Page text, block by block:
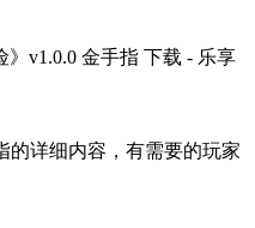
的详细内容，有需要的玩家